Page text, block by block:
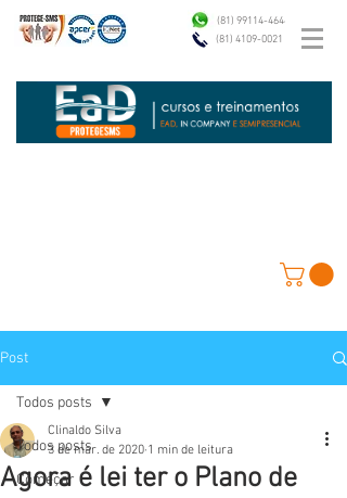
(81) 4109-0021
(81) 99114-4646
Post
Todos posts
Começar
Todos posts
Agora é lei ter o Plano de
Clinaldo Silva
3 de mar. de 2020 1 min de leitura